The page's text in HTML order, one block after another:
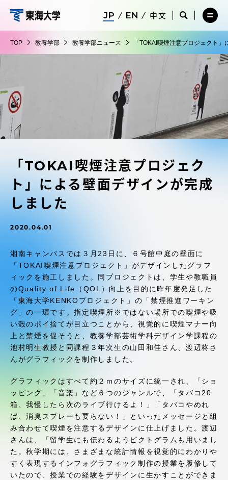
ス
キ
ッ
プ
養
学
中文
サ
検
索
開
サ
イ
索
を
閉
じ
る
メ
ー
を
TOP 教養学部 教養学部ニュース 「TOKAI喫煙注意プロジェクト
「TOKAI喫煙注意プロジェク
ト」による壁面デザインが完成
しました
2020.04.01
湘南キャンパスでは３月23日に、６号館中庭の壁面に
「TOKAI喫煙注意プロジェクト」がデザインしたグラフ
ィックを施工しました。同プロジェクトは、学生や教職員
のQuality of Life（QOL）向上を目的に昨年度発足した
「東海大学KENKOプロジェクト」の「禁煙推進ワーキン
グ」の一環です。指定喫煙所※ではない場所での喫煙や吸
い殻のポイ捨てが目立つことから、視覚的に喫煙マナー向
上と禁煙を促そうと、教養学部芸術学科デザイン学課程の
池村明生教授と同課程３年次生の山田和佳さん、渡辺柊さ
んがグラフィックを制作しました。
グラフィックはすべて約２ｍのサイズに統一され、「ショ
ッピング」「音楽」など６つのジャンルで、「タバコ20
箱、我慢したら次のライブ行けるよ！」「タバコやめれ
ば、消臭スプレーも要らない！」といったメッセージと組
み合わせて喫煙を注意するデザインに仕上げました。渡辺
さんは、「留学生にも伝わるようピクトグラムも用いまし
た。秋学期には、さまざまな統計情報を視覚的にわかりや
すく表現するインフォグラフィック制作の授業を履修して
いたので、授業での経験をデザインに生かすことができま
メ
ニ
を
閉
じ
る
在学生・保護者向けポータル（TIPS）
受験・入学案内
教員・研究者ガイド
大学の概要
教育・研究
受験・入学案内
学生生活
グローバルネットワーク
学外連携
学園ネットワーク
各種情報・お問い合わせ
アクセス情報